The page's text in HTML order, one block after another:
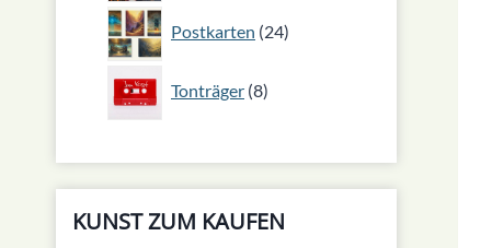
Postkarten 24
24
Produkte
Tonträger 8
8
Produkte
KUNST ZUM KAUFEN